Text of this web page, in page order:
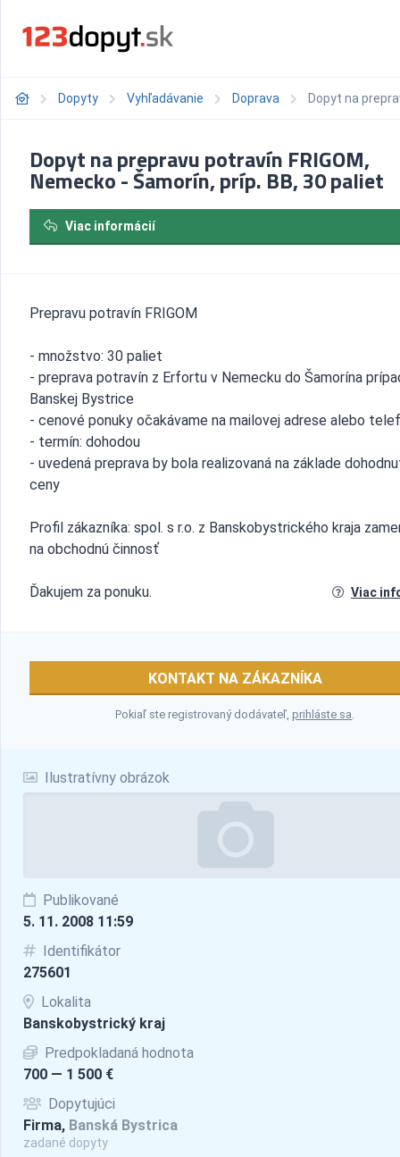
Dopyty Vyhľadávanie Doprava Dopyt na
Ilustratívny obrázok
Publikované
5. 11. 2008 11:59
Identifikátor
275601
Lokalita
Banskobystrický kraj
Predpokladaná hodnota
700 — 1 500 €
Dopytujúci
Firma, Banská Bystrica
zadané dopyty
Dopyt na prepravu potravín FRIGOM,
Nemecko - Šamorín, príp. BB, 30 paliet
Viac informácií
Prepravu potravín FRIGOM
- množstvo: 30 paliet
- preprava potravín z Erfortu v Nemecku do Šamorína
Banskej Bystrice
- cenové ponuky očakávame na mailovej adrese alebo
- termín: dohodou
- uvedená preprava by bola realizovaná na základe
ceny
Profil zákazníka: spol. s r.o. z Banskobystrického kraja
na obchodnú činnosť
Ďakujem za ponuku. Viac
KONTAKT NA ZÁKAZNÍKA
Pokiaľ ste registrovaný dodávateľ,prihláste sa.